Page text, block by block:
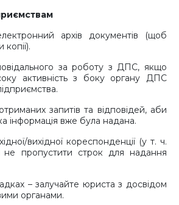
архів документів (щоб
за роботу з ДПС, якщо
активність з боку органу ДПС
запитів та відповідей, аби
інформація вже була надана.
вихідної кореспонденції (у т. ч.
не пропустити строк для надання
– залучайте юриста з досвідом
органами.